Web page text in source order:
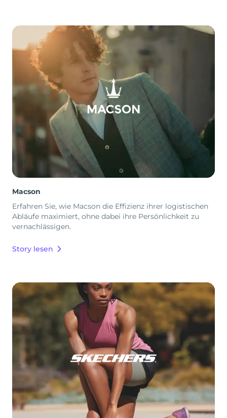
Macson
Erfahren Sie, wie Macson die Effizienz ihrer logistischen
Abläufe maximiert, ohne dabei ihre Persönlichkeit zu
vernachlässigen.
Story lesen